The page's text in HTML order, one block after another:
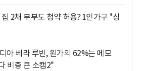
2채 부부도 청약 허용? 1인가구 "싱
아 베라 루빈, 원가의 62%는 메모
비중 큰 소캠2"